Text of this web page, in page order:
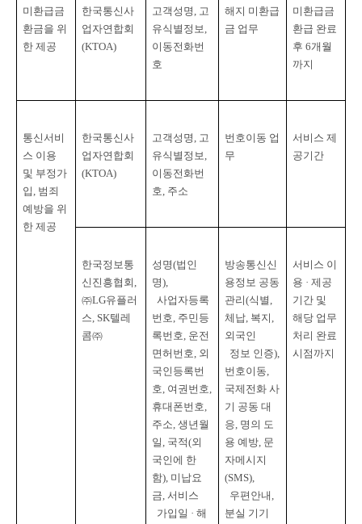
미환급금
환금을 위
한 제공
한국통신사
업자연합회
(KTOA)
고객성명, 고
유식별정보
이동전화번
호
해지 미환급
금 업무
미환급금
환급 완료
후 6개월
까지
통신서비
스 이용
및 부정가
입, 범죄
예방을 위
한 제공
한국통신사
업자연합회
(KTOA)
고객성명, 고
유식별정보
이동전화번
호, 주소
번호이동 업
무
서비스 제
공기간
한국정보통
신진흥협회
㈜LG유플러
스, SK텔레
콤㈜
성명(법인
명),
사업자등록
번호, 주민등
록번호, 운전
면허번호, 외
국인등록번
호, 여권번호
휴대폰번호
주소, 생년월
일, 국적(외
국인에 한
함), 미납요
금, 서비스
방송통신신
용정보 공동
관리(식별
체납, 복지
외국인
  정보 인증
번호이동
국제전화 사
기 공동 대
응, 명의 도
용 예방, 문
자메시지
(SMS),
우편안내
분실 기기
서비스 이
용 · 제공
기간 및
해당 업무
처리 완료
시점까지